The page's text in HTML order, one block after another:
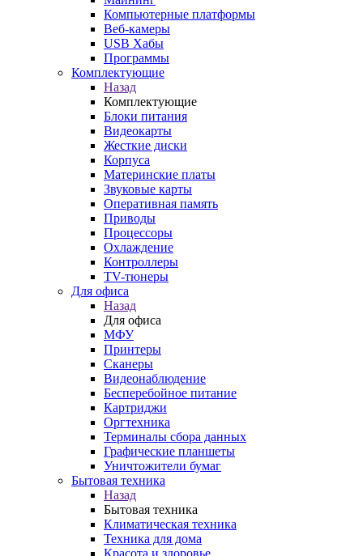
Компьютерные платформы
Веб-камеры
USB Хабы
Программы
Комплектующие
Назад
Комплектующие
Блоки питания
Видеокарты
Жесткие диски
Корпуса
Материнские платы
Звуковые карты
Оперативная память
Приводы
Процессоры
Охлаждение
Контроллеры
TV-тюнеры
Для офиса
Назад
Для офиса
МФУ
Принтеры
Сканеры
Видеонаблюдение
Бесперебойное питание
Картриджи
Оргтехника
Терминалы сбора данных
Графические планшеты
Уничтожители бумаг
Бытовая техника
Назад
Бытовая техника
Климатическая техника
Техника для дома
Красота и здоровье